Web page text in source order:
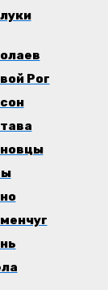
Рог